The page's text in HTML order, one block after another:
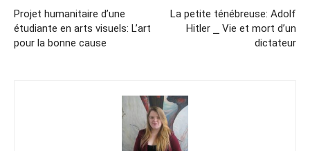
Projet humanitaire d’une
étudiante en arts visuels: L’art
pour la bonne cause
La petite ténébreuse: Adolf
Hitler ⎯ Vie et mort d’un
dictateur